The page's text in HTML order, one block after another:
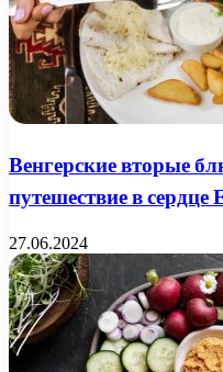
Венгерские вторые
путешествие в
27.06.2024